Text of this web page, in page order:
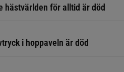
hästvärlden för alltid är död
i hoppaveln är död